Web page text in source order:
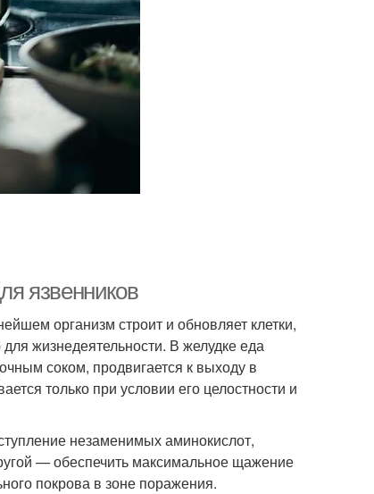
язвенников
организм строит и обновляет клетки,
жизнедеятельности. В желудке еда
соком, продвигается к выходу в
только при условии его целостности и
незаменимых аминокислот,
— обеспечить максимальное щажение
покрова в зоне поражения.